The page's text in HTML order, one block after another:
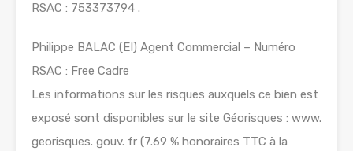
RSAC : 753373794 .
Philippe BALAC (EI) Agent Commercial – Numéro
RSAC : Free Cadre
Les informations sur les risques auxquels ce bien est
exposé sont disponibles sur le site Géorisques : www.
georisques. gouv. fr (7.69 % honoraires TTC à la